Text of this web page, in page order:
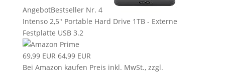
AngebotBestseller Nr. 4
Intenso 2,5" Portable Hard Drive 1TB - Externe
Festplatte USB 3.2
69,99 EUR 64,99 EUR
Bei Amazon kaufen Preis inkl. MwSt., zzgl.